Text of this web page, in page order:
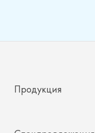
Спецпредложения